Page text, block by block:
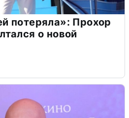
потеряла»: Прохор
о новой